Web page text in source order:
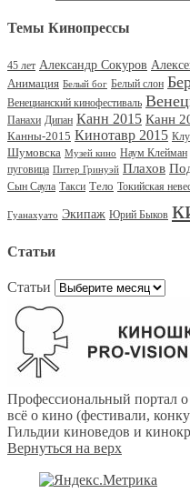
Темы Кинопрессы
45 лет Александр Сокуров
Анимация Белый бог Белый слон
Венецианский кинофестиваль
Панахи Дипан Канн 2015 Канн
Канны-2015 Кинотавр 2015
Шумовска Музей кино Наум Клейман
пуговица Питер Гринуэй Плахов
Сын Саула Такси Тело Токийская
Гуанахуато Экипаж Юрий Быков
Статьи
Статьи
Профессиональный портал
всё о кино (фестивали,
Гильдии киноведов и
Вернуться на верх